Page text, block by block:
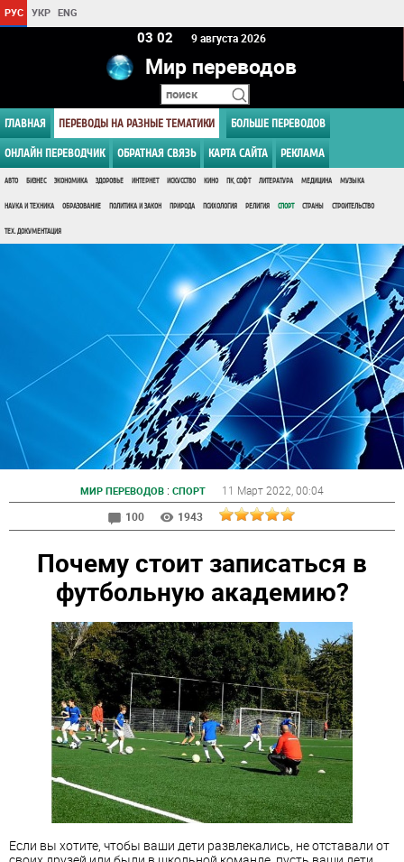
РУС УКР ENG
03:02 9 августа 2026
Мир переводов
ГЛАВНАЯ ПЕРЕВОДЫ НА РАЗНЫЕ ТЕМАТИКИ БОЛЬШЕ ПЕРЕВОДОВ
ОНЛАЙН ПЕРЕВОДЧИК ОБРАТНАЯ СВЯЗЬ КАРТА САЙТА РЕКЛАМА
АВТО БИЗНЕС ЭКОНОМИКА ЗДОРОВЬЕ ИНТЕРНЕТ ИСКУССТВО КИНО ПК, СОФТ ЛИТЕРАТУРА МЕДИЦИНА МУЗЫКА
НАУКА И ТЕХНИКА ОБРАЗОВАНИЕ ПОЛИТИКА И ЗАКОН ПРИРОДА ПСИХОЛОГИЯ РЕЛИГИЯ СПОРТ СТРАНЫ СТРОИТЕЛЬСТВО
ТЕХ. ДОКУМЕНТАЦИЯ
МИР ПЕРЕВОДОВ : СПОРТ 11 Март 2022 , 00:04
100
1943
Почему стоит записаться в
футбольную академию?
Если вы хотите, чтобы ваши дети развлекались, не отставали от